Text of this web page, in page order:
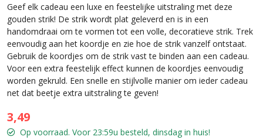
Geef elk cadeau een luxe en feestelijke uitstraling met deze
gouden strik! De strik wordt plat geleverd en is in een
handomdraai om te vormen tot een volle, decoratieve strik. Trek
eenvoudig aan het koordje en zie hoe de strik vanzelf ontstaat.
Gebruik de koordjes om de strik vast te binden aan een cadeau.
Voor een extra feestelijk effect kunnen de koordjes eenvoudig
worden gekruld. Een snelle en stijlvolle manier om ieder cadeau
net dat beetje extra uitstraling te geven!
3,49
Op voorraad. Voor 23:59u besteld, dinsdag in huis!